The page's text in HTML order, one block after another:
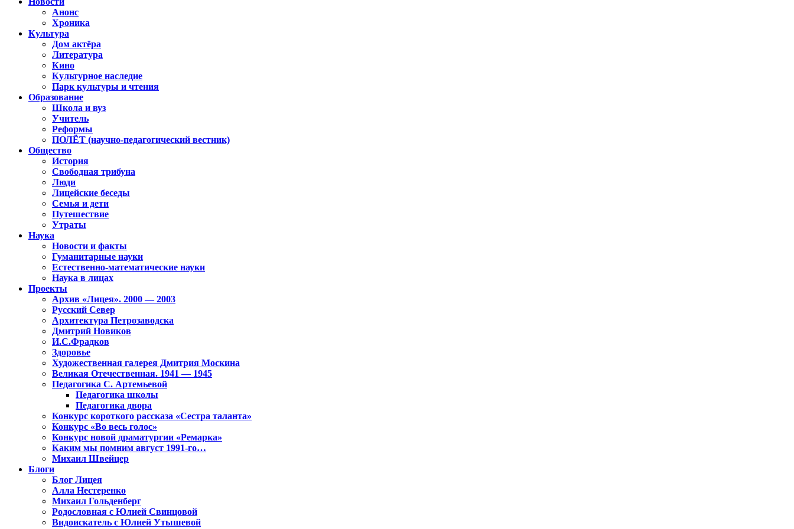
Анонс
Хроника
Культура
Дом актёра
Литература
Кино
Культурное наследие
Парк культуры и чтения
Образование
Школа и вуз
Учитель
Реформы
ПОЛЁТ (научно-педагогический вестник)
Общество
История
Свободная трибуна
Люди
Лицейские беседы
Семья и дети
Путешествие
Утраты
Наука
Новости и факты
Гуманитарные науки
Естественно-математические науки
Наука в лицах
Проекты
Архив «Лицея». 2000 — 2003
Русский Север
Архитектура Петрозаводска
Дмитрий Новиков
И.С.Фрадков
Здоровье
Художественная галерея Дмитрия Москина
Великая Отечественная. 1941 — 1945
Педагогика С. Артемьевой
Педагогика школы
Педагогика двора
Конкурс короткого рассказа «Сестра таланта»
Конкурс «Во весь голос»
Конкурс новой драматургии «Ремарка»
Каким мы помним август 1991-го…
Михаил Швейцер
Блоги
Блог Лицея
Алла Нестеренко
Михаил Гольденберг
Родословная с Юлией Свинцовой
Видоискатель с Юлией Утышевой